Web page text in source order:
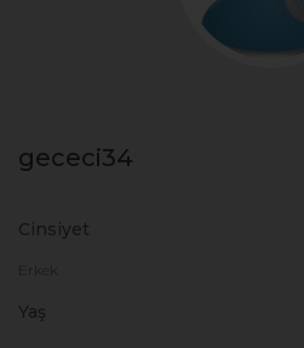
gececi34
Cinsiyet
Erkek
Yaş